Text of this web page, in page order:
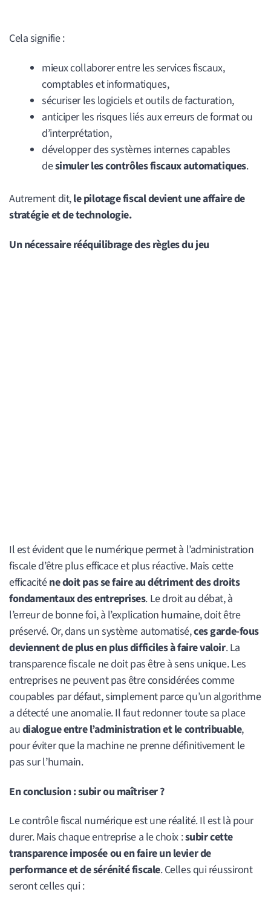
Cela signifie :
mieux collaborer entre les services fiscaux,
comptables et informatiques,
sécuriser les logiciels et outils de facturation,
anticiper les risques liés aux erreurs de format ou
d’interprétation,
développer des systèmes internes capables
desimuler les contrôles fiscaux automatiques.
Autrement dit,le pilotage fiscal devient une affaire de
stratégie et de technologie.
Un nécessaire rééquilibrage des règles du jeu
Il est évident que le numérique permet à l’administration
fiscale d’être plus efficace et plus réactive. Mais cette
efficaciténe doit pas se faire au détriment des droits
fondamentaux des entreprises. Le droit au débat, à
l’erreur de bonne foi, à l’explication humaine, doit être
préservé. Or, dans un système automatisé,ces garde-fous
deviennent de plus en plus difficiles à faire valoir. La
transparence fiscale ne doit pas être à sens unique. Les
entreprises ne peuvent pas être considérées comme
coupables par défaut, simplement parce qu’un algorithme
a détecté une anomalie. Il faut redonner toute sa place
audialogue entre l’administration et le contribuable,
pour éviter que la machine ne prenne définitivement le
pas sur l’humain.
En conclusion : subir ou maîtriser ?
Le contrôle fiscal numérique est une réalité. Il est là pour
durer. Mais chaque entreprise a le choix :subir cette
transparence imposée ou en faire un levier de
performance et de sérénité fiscale. Celles qui réussiront
seront celles qui :